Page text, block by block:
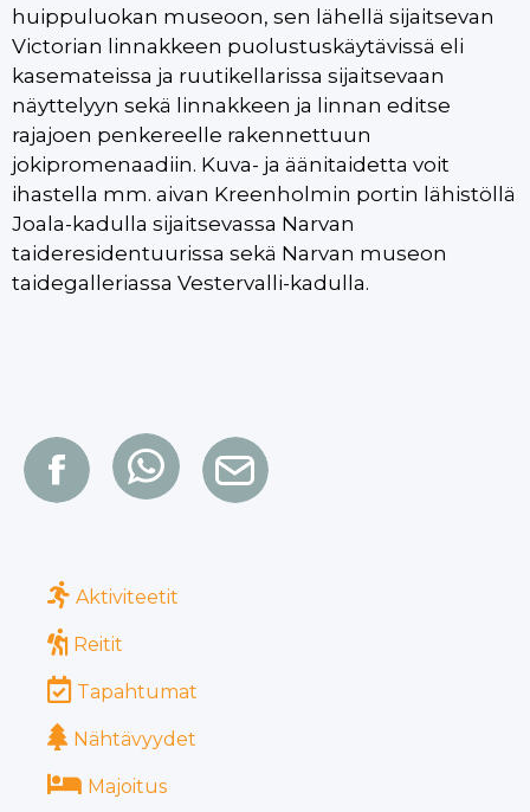
huippuluokan museoon, sen lähellä sijaitsevan
Victorian linnakkeen puolustuskäytävissä eli
kasemateissa ja ruutikellarissa sijaitsevaan
näyttelyyn sekä linnakkeen ja linnan editse
rajajoen penkereelle rakennettuun
jokipromenaadiin. Kuva- ja äänitaidetta voit
ihastella mm. aivan Kreenholmin portin lähistöllä
Joala-kadulla sijaitsevassa Narvan
taideresidentuurissa sekä Narvan museon
taidegalleriassa Vestervalli-kadulla.
Aktiviteetit
Reitit
Tapahtumat
Nähtävyydet
Majoitus